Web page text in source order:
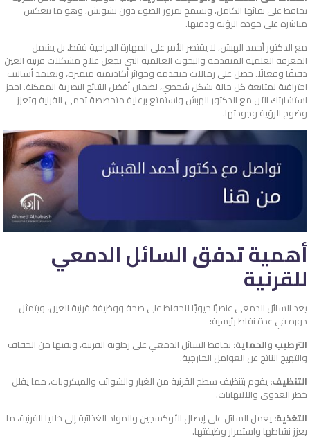
يحافظ على نقائها الكامل، ويسمح بمرور الضوء دون تشويش، وهو ما ينعكس
مباشرة على جودة الرؤية ودقتها.
مع الدكتور أحمد الهبش، لا يقتصر الأمر على المهارة الجراحية فقط، بل يشمل
المعرفة العلمية المتقدمة والبحوث العالمية التي تجعل علاج مشكلات قرنية العين
دقيقًا وفعالًا. حصل على زمالات متقدمة وجوائز أكاديمية متميزة، ويعتمد أساليب
احترافية لمتابعة كل حالة بشكل شخصي، لضمان أفضل النتائج البصرية الممكنة. احجز
استشارتك الآن مع الدكتور الهبش واستمتع برعاية متخصصة تحمي القرنية وتعزز
وضوح الرؤية وجودتها.
أهمية تدفق السائل الدمعي
للقرنية
يعد السائل الدمعي عنصرًا حيويًا للحفاظ على صحة ووظيفة قرنية العين، ويتمثل
دوره في عدة نقاط رئيسية:
الترطيب والحماية:يحافظ السائل الدمعي على رطوبة القرنية، ويقيها من الجفاف
والتهيج الناتج عن العوامل الخارجية.
التنظيف:يقوم بتنظيف سطح القرنية من الغبار والشوائب والميكروبات، مما يقلل
خطر العدوى والالتهابات.
التغذية:يعمل السائل على إيصال الأوكسجين والمواد الغذائية إلى خلايا القرنية، ما
يعزز نشاطها واستمرار وظيفتها.